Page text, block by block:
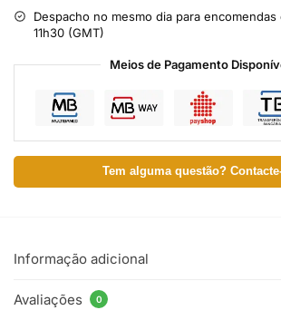
Despacho no mesmo dia para
11h30 (GMT)
Meios de Pagamento
Tem alguma questão?
Informação adicional
Avaliações 0